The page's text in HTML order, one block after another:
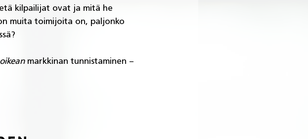
kilpailijat ovat ja mitä he
muita toimijoita on, paljonko
markkinan tunnistaminen –